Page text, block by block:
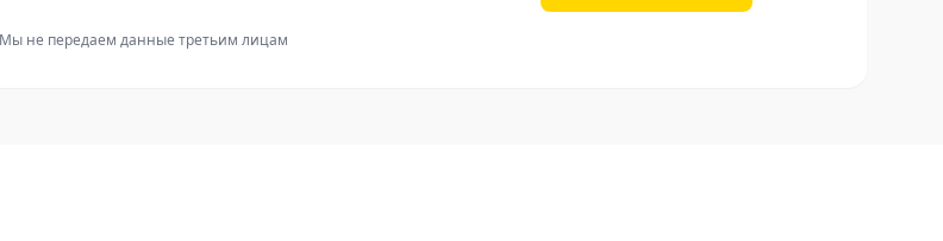
Мы не передаем данные третьим лицам